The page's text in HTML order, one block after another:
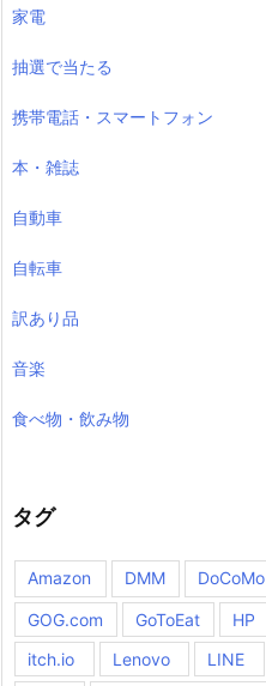
家電
抽選で当たる
携帯電話・スマートフォン
本・雑誌
自動車
自転車
訳あり品
音楽
食べ物・飲み物
タグ
Amazon DMM DoCoMo
GOG.com GoToEat HP
itch.io
Lenovo LINE